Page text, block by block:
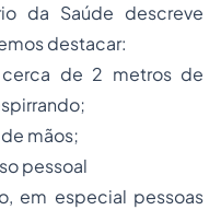
da Saúde descreve
destacar:
de 2 metros de
mãos;
pessoal
em especial pessoas